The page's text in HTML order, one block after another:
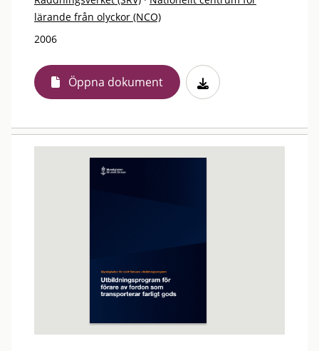
lärande från olyckor (NCO)
2006
Öppna dokument